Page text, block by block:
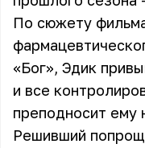
По сюжету
«Бог», Эдик
и все
преподносит ему
Решивший